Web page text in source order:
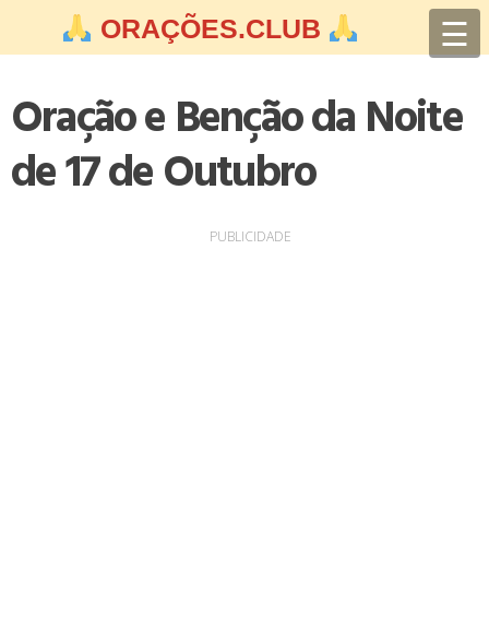
ORAÇÕES.CLUB ☰
Oração e Benção da Noite
de 17 de Outubro
PUBLICIDADE